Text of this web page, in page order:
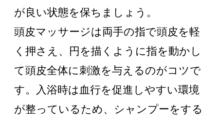
が良い状態を保ちましょう。
頭皮マッサージは両手の指で頭皮を軽
く押さえ、円を描くように指を動かし
て頭皮全体に刺激を与えるのがコツで
す。入浴時は血行を促進しやすい環境
が整っているため、シャンプーをする